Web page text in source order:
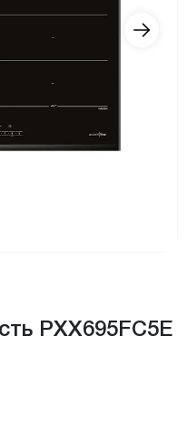
PXX695FC5E